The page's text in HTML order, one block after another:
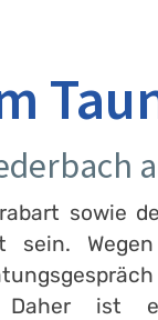
sowie
Daher ist